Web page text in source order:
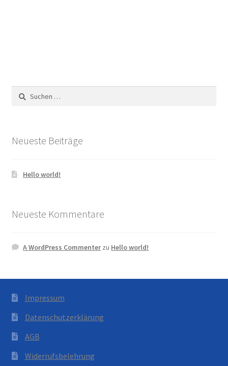
Suchen
nach:
Neueste Beiträge
Hello world!
Neueste Kommentare
A WordPress Commenterzu Hello world!
Impressum
Datenschutzerklärung
AGB
Widerrufsbelehrung